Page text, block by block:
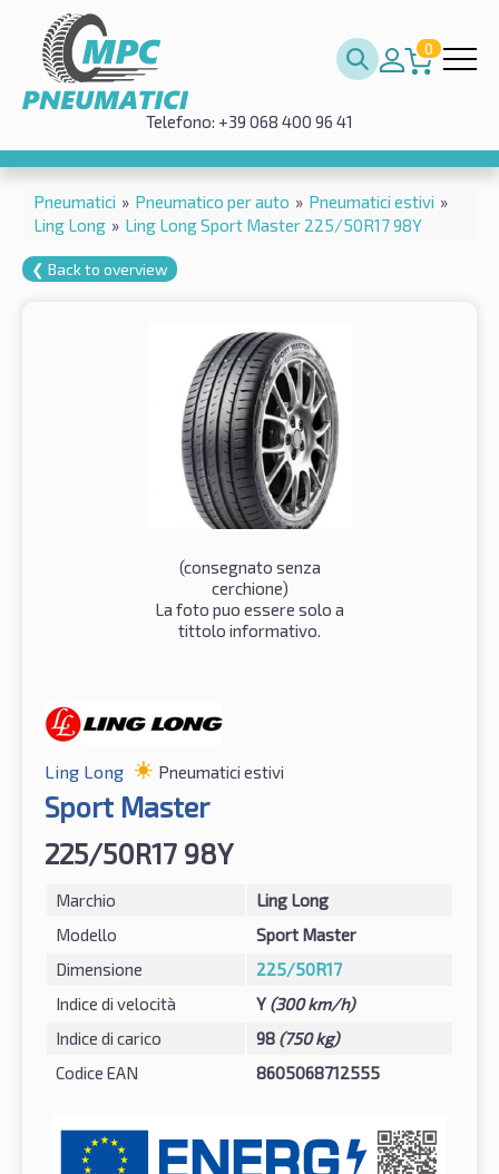
0
Telefono: +39 068 400 96 41
Pneumatici » Pneumatico per auto » Pneumatici estivi »
Ling Long » Ling Long Sport Master 225/50R17 98Y
❮ Back to overview
(consegnato senza
cerchione)
La foto puo essere solo a
tittolo informativo.
Ling Long Pneumatici estivi
Sport Master
225/50R17 98Y
Marchio
Ling Long
Modello
Sport Master
Dimensione
225/50R17
Indice di velocità
Y (300 km/h)
Indice di carico
98 (750 kg)
Codice EAN
8605068712555